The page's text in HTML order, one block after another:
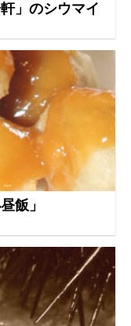
」のシウマイ
飯」